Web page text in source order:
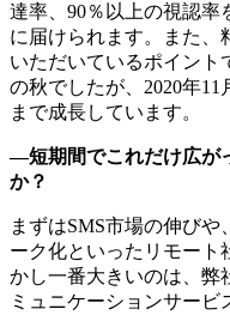
達率、90％以上の視認率
に届けられます。また、
いただいているポイント
の秋でしたが、2020年11
まで成長しています。
―短期間でこれだけ広が
か？
まずはSMS市場の伸び
ーク化といったリモート
かし一番大きいのは、弊
ミュニケーションサー